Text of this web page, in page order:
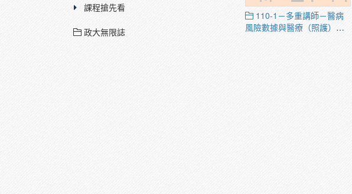
課程搶先看
政大無限誌
110-1－多重講師－醫病
風險數據與醫療（照護）管